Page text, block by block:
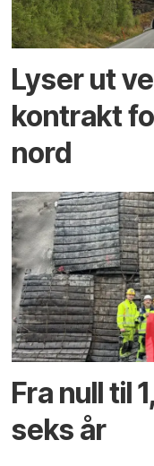
Lyser ut
kontrakt
nord
Fra null til
seks år